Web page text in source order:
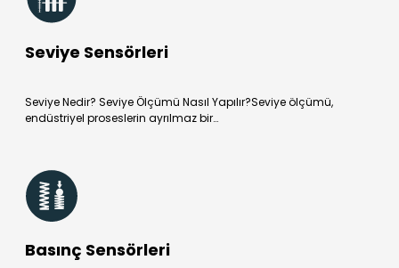
Seviye Sensörleri
Seviye Nedir? Seviye Ölçümü Nasıl Yapılır?Seviye ölçümü,
endüstriyel proseslerin ayrılmaz bir…
Basınç Sensörleri